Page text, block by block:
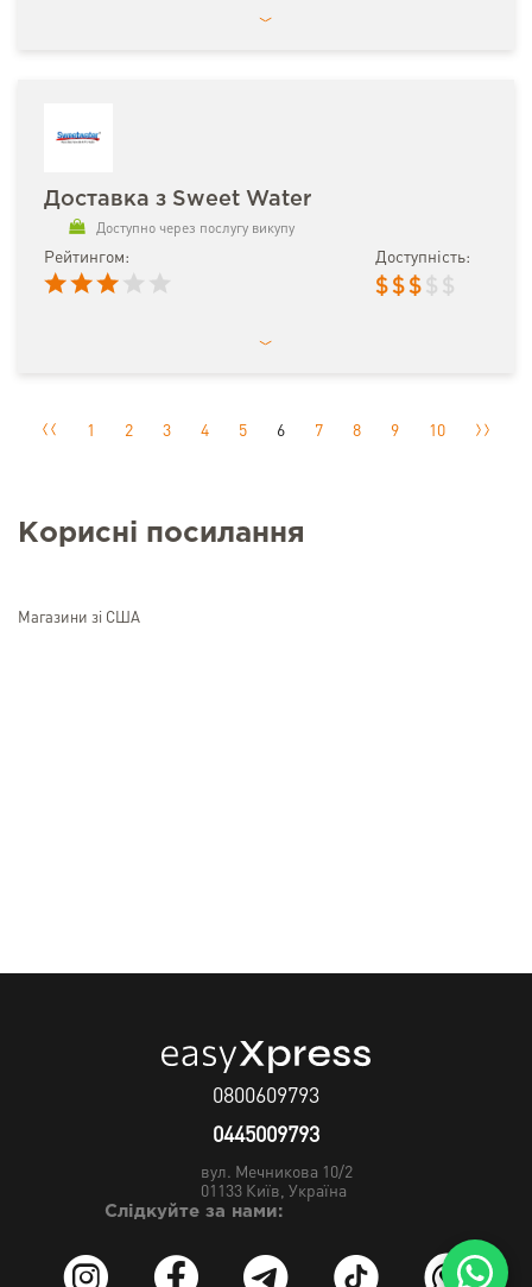
Доставка з Sweet Water
Доступно через послугу викупу
Рейтингом: Доступність:
$ $ $ $ $
1 2 3 4 5 6 7 8 9 10
Корисні посилання
Магазини зі США
0800609793
0445009793
вул. Мечникова 10/2
01133 Київ, Україна
Слідкуйте за нами: